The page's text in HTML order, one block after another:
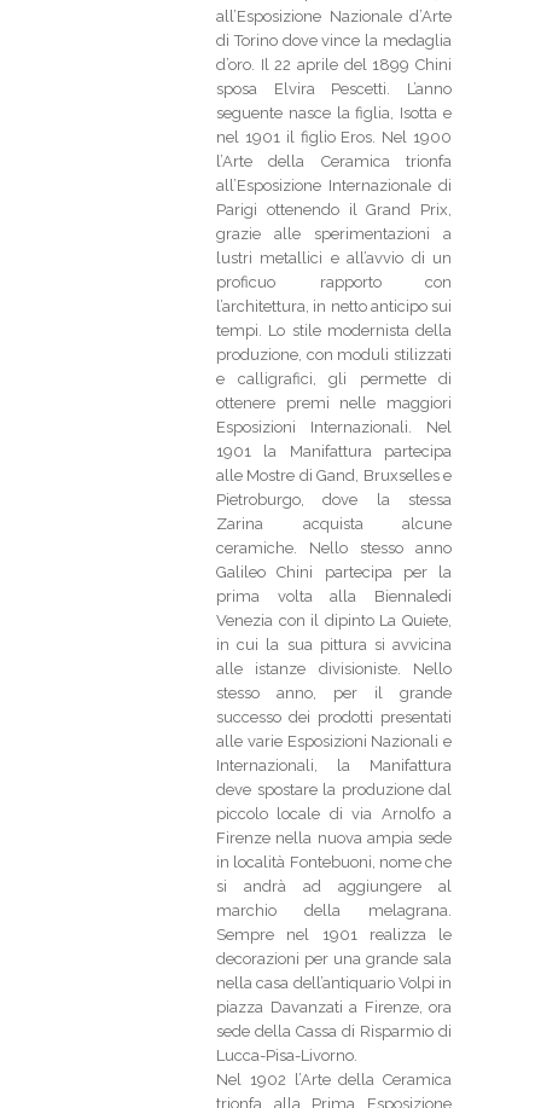
all’Esposizione Nazionale d’Arte
di Torino dove vince la medaglia
d’oro. Il 22 aprile del 1899 Chini
sposa Elvira Pescetti. L’anno
seguente nasce la figlia, Isotta e
nel 1901 il figlio Eros. Nel 1900
l’Arte della Ceramica trionfa
all’Esposizione Internazionale di
Parigi ottenendo il Grand Prix,
grazie alle sperimentazioni a
lustri metallici e all’avvio di un
proficuo rapporto con
l’architettura, in netto anticipo sui
tempi. Lo stile modernista della
produzione, con moduli stilizzati
e calligrafici, gli permette di
ottenere premi nelle maggiori
Esposizioni Internazionali. Nel
1901 la Manifattura partecipa
alle Mostre di Gand, Bruxselles e
Pietroburgo, dove la stessa
Zarina acquista alcune
ceramiche. Nello stesso anno
Galileo Chini partecipa per la
prima volta alla Biennaledi
Venezia con il dipinto La Quiete,
in cui la sua pittura si avvicina
alle istanze divisioniste. Nello
stesso anno, per il grande
successo dei prodotti presentati
alle varie Esposizioni Nazionali e
Internazionali, la Manifattura
deve spostare la produzione dal
piccolo locale di via Arnolfo a
Firenze nella nuova ampia sede
in località Fontebuoni, nome che
si andrà ad aggiungere al
marchio della melagrana.
Sempre nel 1901 realizza le
decorazioni per una grande sala
nella casa dell’antiquario Volpi in
piazza Davanzati a Firenze, ora
sede della Cassa di Risparmio di
Lucca-Pisa-Livorno.
Nel 1902 l’Arte della Ceramica
trionfa alla Prima Esposizione